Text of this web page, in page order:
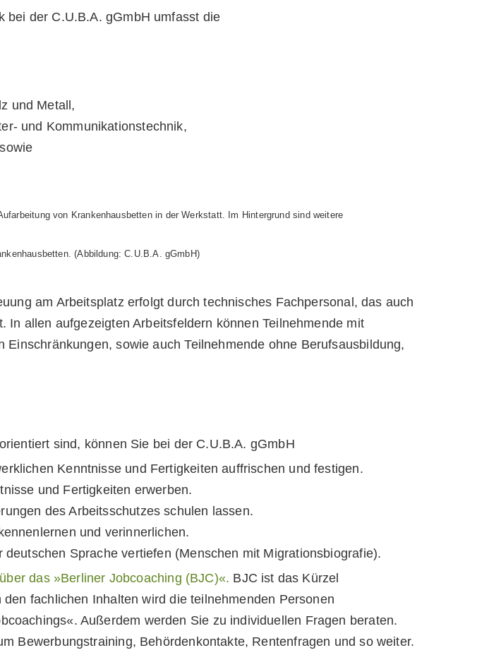
bei der C.U.B.A. gGmbH umfasst die
und Metall,
und Kommunikationstechnik,
(Abbildung: C.U.B.A. gGmbH)
am Arbeitsplatz erfolgt durch technisches Fach­personal, das auch
In allen aufgezeigten Arbeitsfeldern können Teilnehmende mit
Einschränkungen, sowie auch Teilnehmende ohne Berufsausbildung,
sind, können Sie bei der C.U.B.A. gGmbH
Kenntnisse und Fertigkeiten auffrischen und festigen.
und Fertigkeiten erwerben.
des Arbeitsschutzes schulen lassen.
und verinnerlichen.
Sprache vertiefen (Menschen mit Migrationsbiografie).
das »Berliner Jobcoaching (BJC)«. BJC ist das Kürzel
fachlichen Inhalten wird die teilnehmenden Personen
Außerdem werden Sie zu individuellen Fragen beraten.
Bewerbungstraining, Behördenkontakte, Rentenfragen und so weiter.